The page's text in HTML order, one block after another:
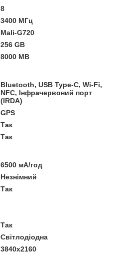
8
3400 МГц
Mali-G720
256 GB
8000 MB
Bluetooth, USB Type-C, Wi-Fi,
NFC, Інфрачервоний порт
(IRDA)
GPS
Так
Так
6500 мА/год
Незнімний
Так
Так
Світлодіодна
3840x2160